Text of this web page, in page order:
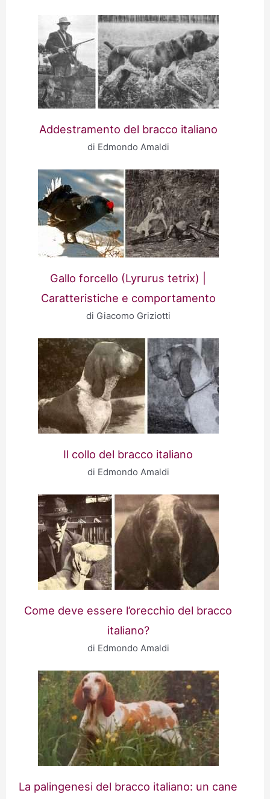
Addestramento del bracco italiano
di Edmondo Amaldi
Gallo forcello (Lyrurus tetrix) |
Caratteristiche e comportamento
di Giacomo Griziotti
Il collo del bracco italiano
di Edmondo Amaldi
Come deve essere l’orecchio del bracco
italiano?
di Edmondo Amaldi
La palingenesi del bracco italiano: un cane